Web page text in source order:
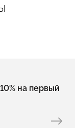
на первый